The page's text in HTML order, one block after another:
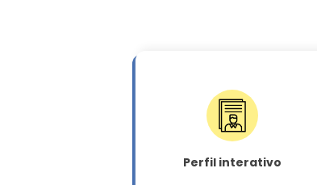
Perfil interativo